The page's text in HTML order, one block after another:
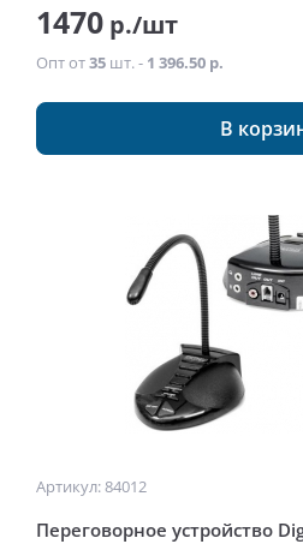
1470 р./шт
Опт от35 шт. - 1 396.50 р.
В
Артикул: 84012
Переговорное устройство